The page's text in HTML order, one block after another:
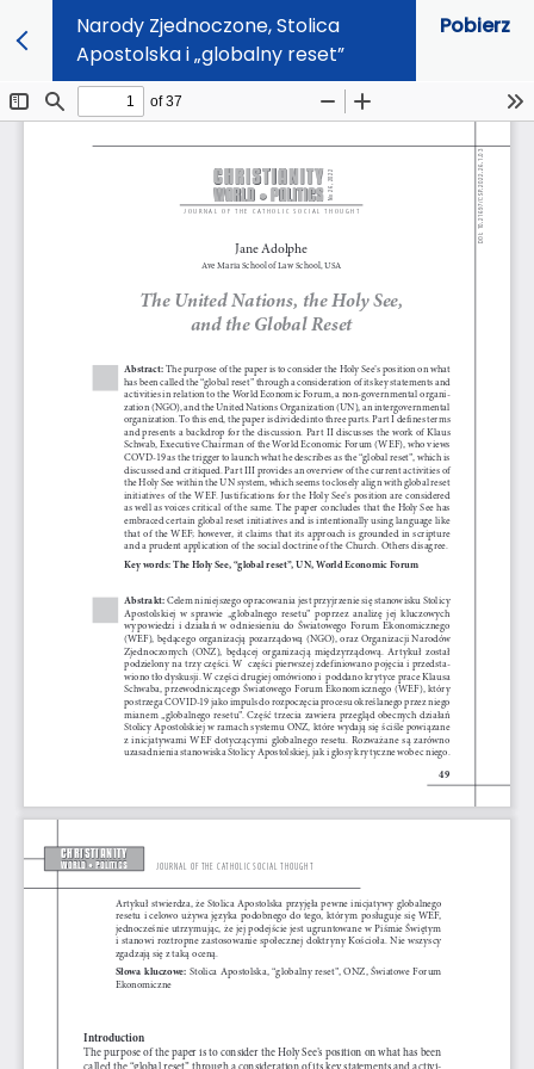
Narody Zjednoczone, Stolica
Apostolska i „globalny reset”
Pobierz